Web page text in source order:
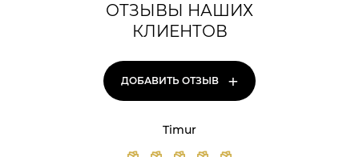
ОТЗЫВЫ НАШИХ
КЛИЕНТОВ
ДОБАВИТЬ ОТЗЫВ +
Timur